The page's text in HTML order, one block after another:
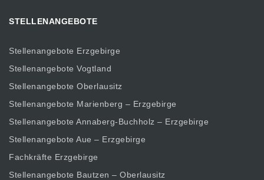
STELLENANGEBOTE
Stellenangebote Erzgebirge
Stellenangebote Vogtland
Stellenangebote Oberlausitz
Stellenangebote Marienberg – Erzgebirge
Stellenangebote Annaberg-Buchholz – Erzgebirge
Stellenangebote Aue – Erzgebirge
Fachkräfte Erzgebirge
Stellenangebote Bautzen – Oberlausitz